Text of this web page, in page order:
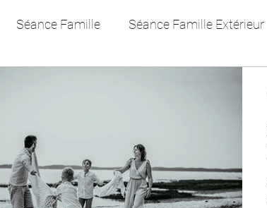
Séance Famille Séance Famille Extérieur